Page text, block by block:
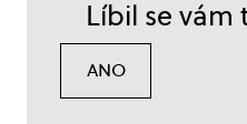
Líbil se
ANO